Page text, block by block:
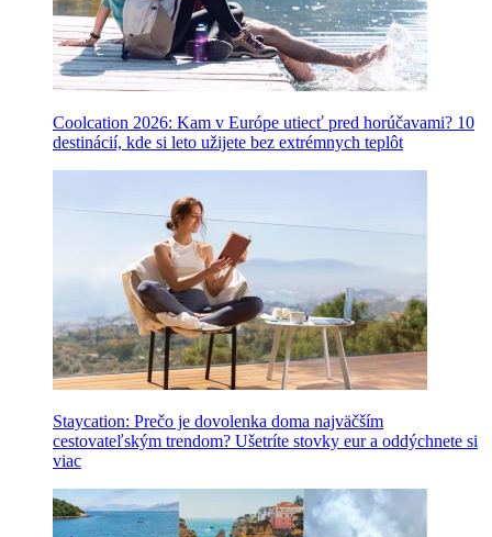
Coolcation 2026: Kam v Európe utiecť pred horúčavami? 10
destinácií, kde si leto užijete bez extrémnych teplôt
Staycation: Prečo je dovolenka doma najväčším
cestovateľským trendom? Ušetríte stovky eur a oddýchnete si
viac